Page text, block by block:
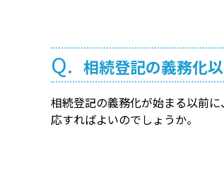
Q. 相続登記の義務化
相続登記の義務化が始まる以前
応すればよいのでしょうか。